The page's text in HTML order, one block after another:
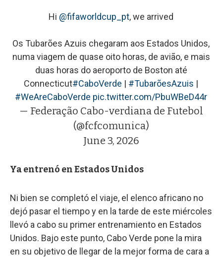
Hi @fifaworldcup_pt, we arrived
Os Tubarões Azuis chegaram aos Estados Unidos,
numa viagem de quase oito horas, de avião, e mais
duas horas do aeroporto de Boston até
Connecticut#CaboVerde | #TubarõesAzuis |
#WeAreCaboVerde pic.twitter.com/PbuWBeD44r
— Federação Cabo-verdiana de Futebol
(@fcfcomunica)
June 3, 2026
Ya entrenó en Estados Unidos
Ni bien se completó el viaje, el elenco africano no
dejó pasar el tiempo y en la tarde de este miércoles
llevó a cabo su primer entrenamiento en Estados
Unidos. Bajo este punto, Cabo Verde pone la mira
en su objetivo de llegar de la mejor forma de cara a